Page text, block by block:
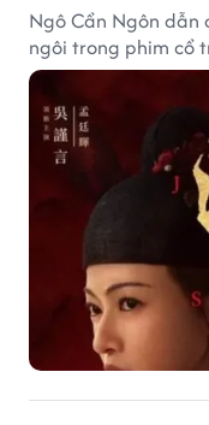
Ngô Cẩn Ngôn
ngôi trong phim cổ